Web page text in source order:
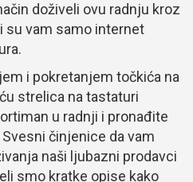
doživeli ovu radnju kroz
su vam samo internet
i pokretanjem točkića na
strelica na tastaturi
u radnji i pronađite
činjenice da vam
naši ljubazni prodavci
smo kratke opise kako